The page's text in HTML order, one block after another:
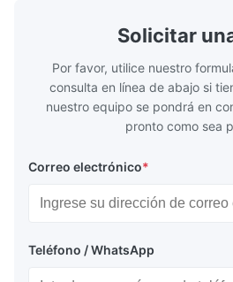
Solicitar
Por favor, utilice nuestro
consulta en línea de abajo si
nuestro equipo se pondrá en
pronto como sea
Correo electrónico*
Teléfono / WhatsApp